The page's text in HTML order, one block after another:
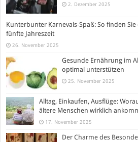
2. Dezember 2025
Kunterbunter Karnevals-Spaß: So finden
fünfte Jahreszeit
26. November 2025
Gesunde Ernährung im
optimal unterstützen
25. November 2025
Alltag, Einkaufen, Ausflüge:
ältere Menschen wirklich
17. November 2025
Der Charme des